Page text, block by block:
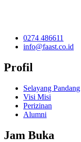
0274 486611
info@faast.co.id
Profil
Selayang Pandang
Visi Misi
Perizinan
Alumni
Jam Buka